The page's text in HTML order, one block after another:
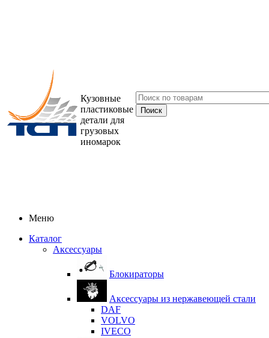
Кузовные
пластиковые
детали для
грузовых
иномарок
Меню
Каталог
Аксессуары
Блокираторы
Аксессуары из нержавеющей стали
DAF
VOLVO
IVECO